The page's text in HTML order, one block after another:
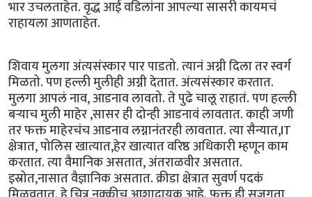
भार उचलताहेत. वृद्ध आई वडिलांना आपल्या सासरी कायमचं
राहायला आणताहेत.
शिवाय मुलगा अंत्यसंस्कार पार पाडतो. त्यानं अग्नी दिला तर स्वर्ग
मिळतो. पण हल्ली मुलीही अग्नी देतात. अंत्यसंस्कार करतात.
मुलगा आपलं नाव, आडनाव लावतो. ते पुढे चालू राहातं. पण हल्ली
बऱ्याच मुली माहेर ,सासर ही दोन्ही आडनावं लावतात. काही जणी
तर फक्त माहेरचंच आडनाव लग्नानंतरही लावतात. त्या सैन्यात,IT
क्षेत्रात, पोलिस खात्यात,हेर खात्यात वरिष्ठ अधिकारी म्हणून काम
करतात. त्या वैमानिक असतात, अंतराळवीर असतात.
इस्रोत,नासात वैज्ञानिक असतात. क्रीडा क्षेत्रात सुवर्ण पदकं